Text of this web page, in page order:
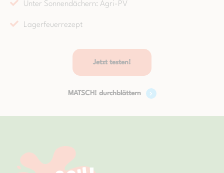
Unter Sonnendächern: Agri-PV
Lagerfeuerrezept
Jetzt testen!
MATSCH! durchblättern